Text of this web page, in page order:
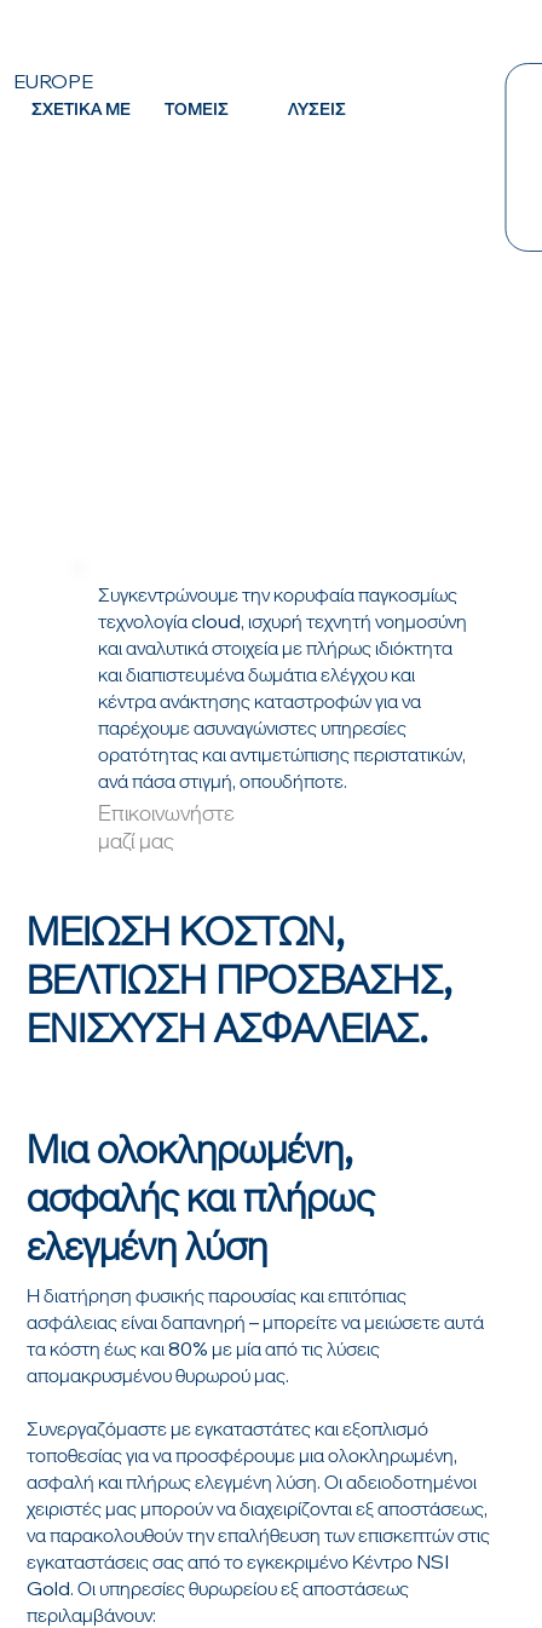
ΣΧΕΤΙΚΑ ΜΕ ΤΟΜΕΙΣ ΛΥΣΕΙΣ
EUROPE
Συγκεντρώνουμε την κορυφαία παγκοσμίως
τεχνολογία cloud, ισχυρή τεχνητή νοημοσύνη
και αναλυτικά στοιχεία με πλήρως ιδιόκτητα
και διαπιστευμένα δωμάτια ελέγχου και
κέντρα ανάκτησης καταστροφών για να
παρέχουμε ασυναγώνιστες υπηρεσίες
ορατότητας και αντιμετώπισης περιστατικών,
ανά πάσα στιγμή, οπουδήποτε.
Επικοινωνήστε
μαζί μας
ΜΕΙΩΣΗ ΚΟΣΤΩΝ,
ΒΕΛΤΙΩΣΗ ΠΡΟΣΒΑΣΗΣ,
ΕΝΙΣΧΥΣΗ ΑΣΦΑΛΕΙΑΣ.
Μια ολοκληρωμένη,
ασφαλής και πλήρως
ελεγμένη λύση
Η διατήρηση φυσικής παρουσίας και επιτόπιας
ασφάλειας είναι δαπανηρή – μπορείτε να μειώσετε αυτά
τα κόστη έως και 80% με μία από τις λύσεις
απομακρυσμένου θυρωρού μας.
Συνεργαζόμαστε με εγκαταστάτες και εξοπλισμό
τοποθεσίας για να προσφέρουμε μια ολοκληρωμένη,
ασφαλή και πλήρως ελεγμένη λύση. Οι αδειοδοτημένοι
χειριστές μας μπορούν να διαχειρίζονται εξ αποστάσεως,
να παρακολουθούν την επαλήθευση των επισκεπτών στις
εγκαταστάσεις σας από το εγκεκριμένο Κέντρο NSI
Gold. Οι υπηρεσίες θυρωρείου εξ αποστάσεως
περιλαμβάνουν: